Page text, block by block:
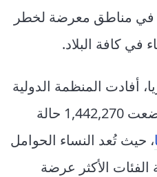
في مناطق معرضة لخطر
في كافة البلاد.
أفادت المنظمة الدولية
“في عام 2025، خضعت 1,442,270 حالة
، حيث تُعد النساء الحوامل
الأكثر عرضة